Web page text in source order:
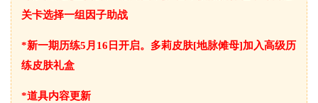
关卡选择一组因子助战
*新一期历练5月16日开启。多莉皮肤[地脉傩母]加入高级历
练皮肤礼盒
*道具内容更新